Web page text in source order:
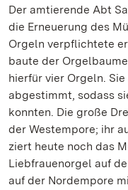
Der amtierende Abt
die Erneuerung des
Orgeln verpflichtete
baute der
hierfür vier Orgeln.
abgestimmt, sodass
konnten. Die große
der Westempore; ihr
ziert heute noch das
Liebfrauenorgel auf
auf der Nordempore